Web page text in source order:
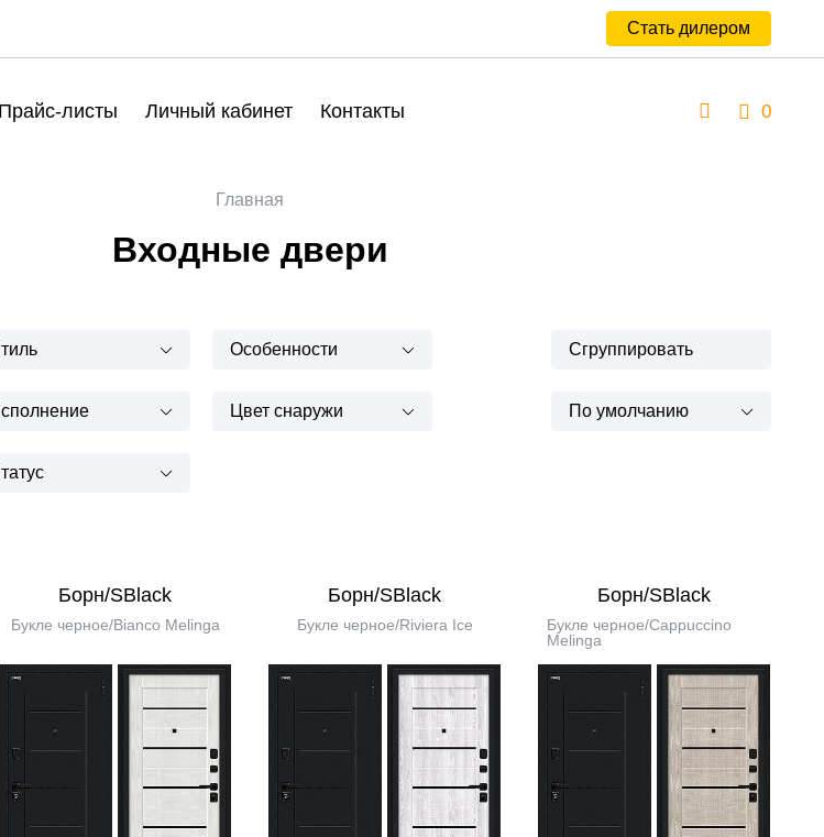
Стать дилером
Прайс-листы Личный кабинет Контакты 0
Главная
Входные двери
Особенности
Цвет снаружи
Сгруппировать
По умолчанию
Борн/SBlack
Букле черное/Bianco Melinga
Борн/SBlack
Букле черное/Riviera Ice
Борн/SBlack
Букле черное/Cappuccino
Melinga